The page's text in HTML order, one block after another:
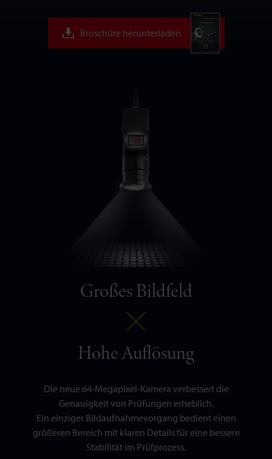
Broschüre herunterladen
Großes Bildfeld
Hohe Auflösung
Die neue 64-Megapixel-Kamera verbessert die
Genauigkeit von Prüfungen erheblich.
Ein einziger Bildaufnahmevorgang bedient einen
größeren Bereich mit klaren Details für eine bessere
Stabilität im Prüfprozess.